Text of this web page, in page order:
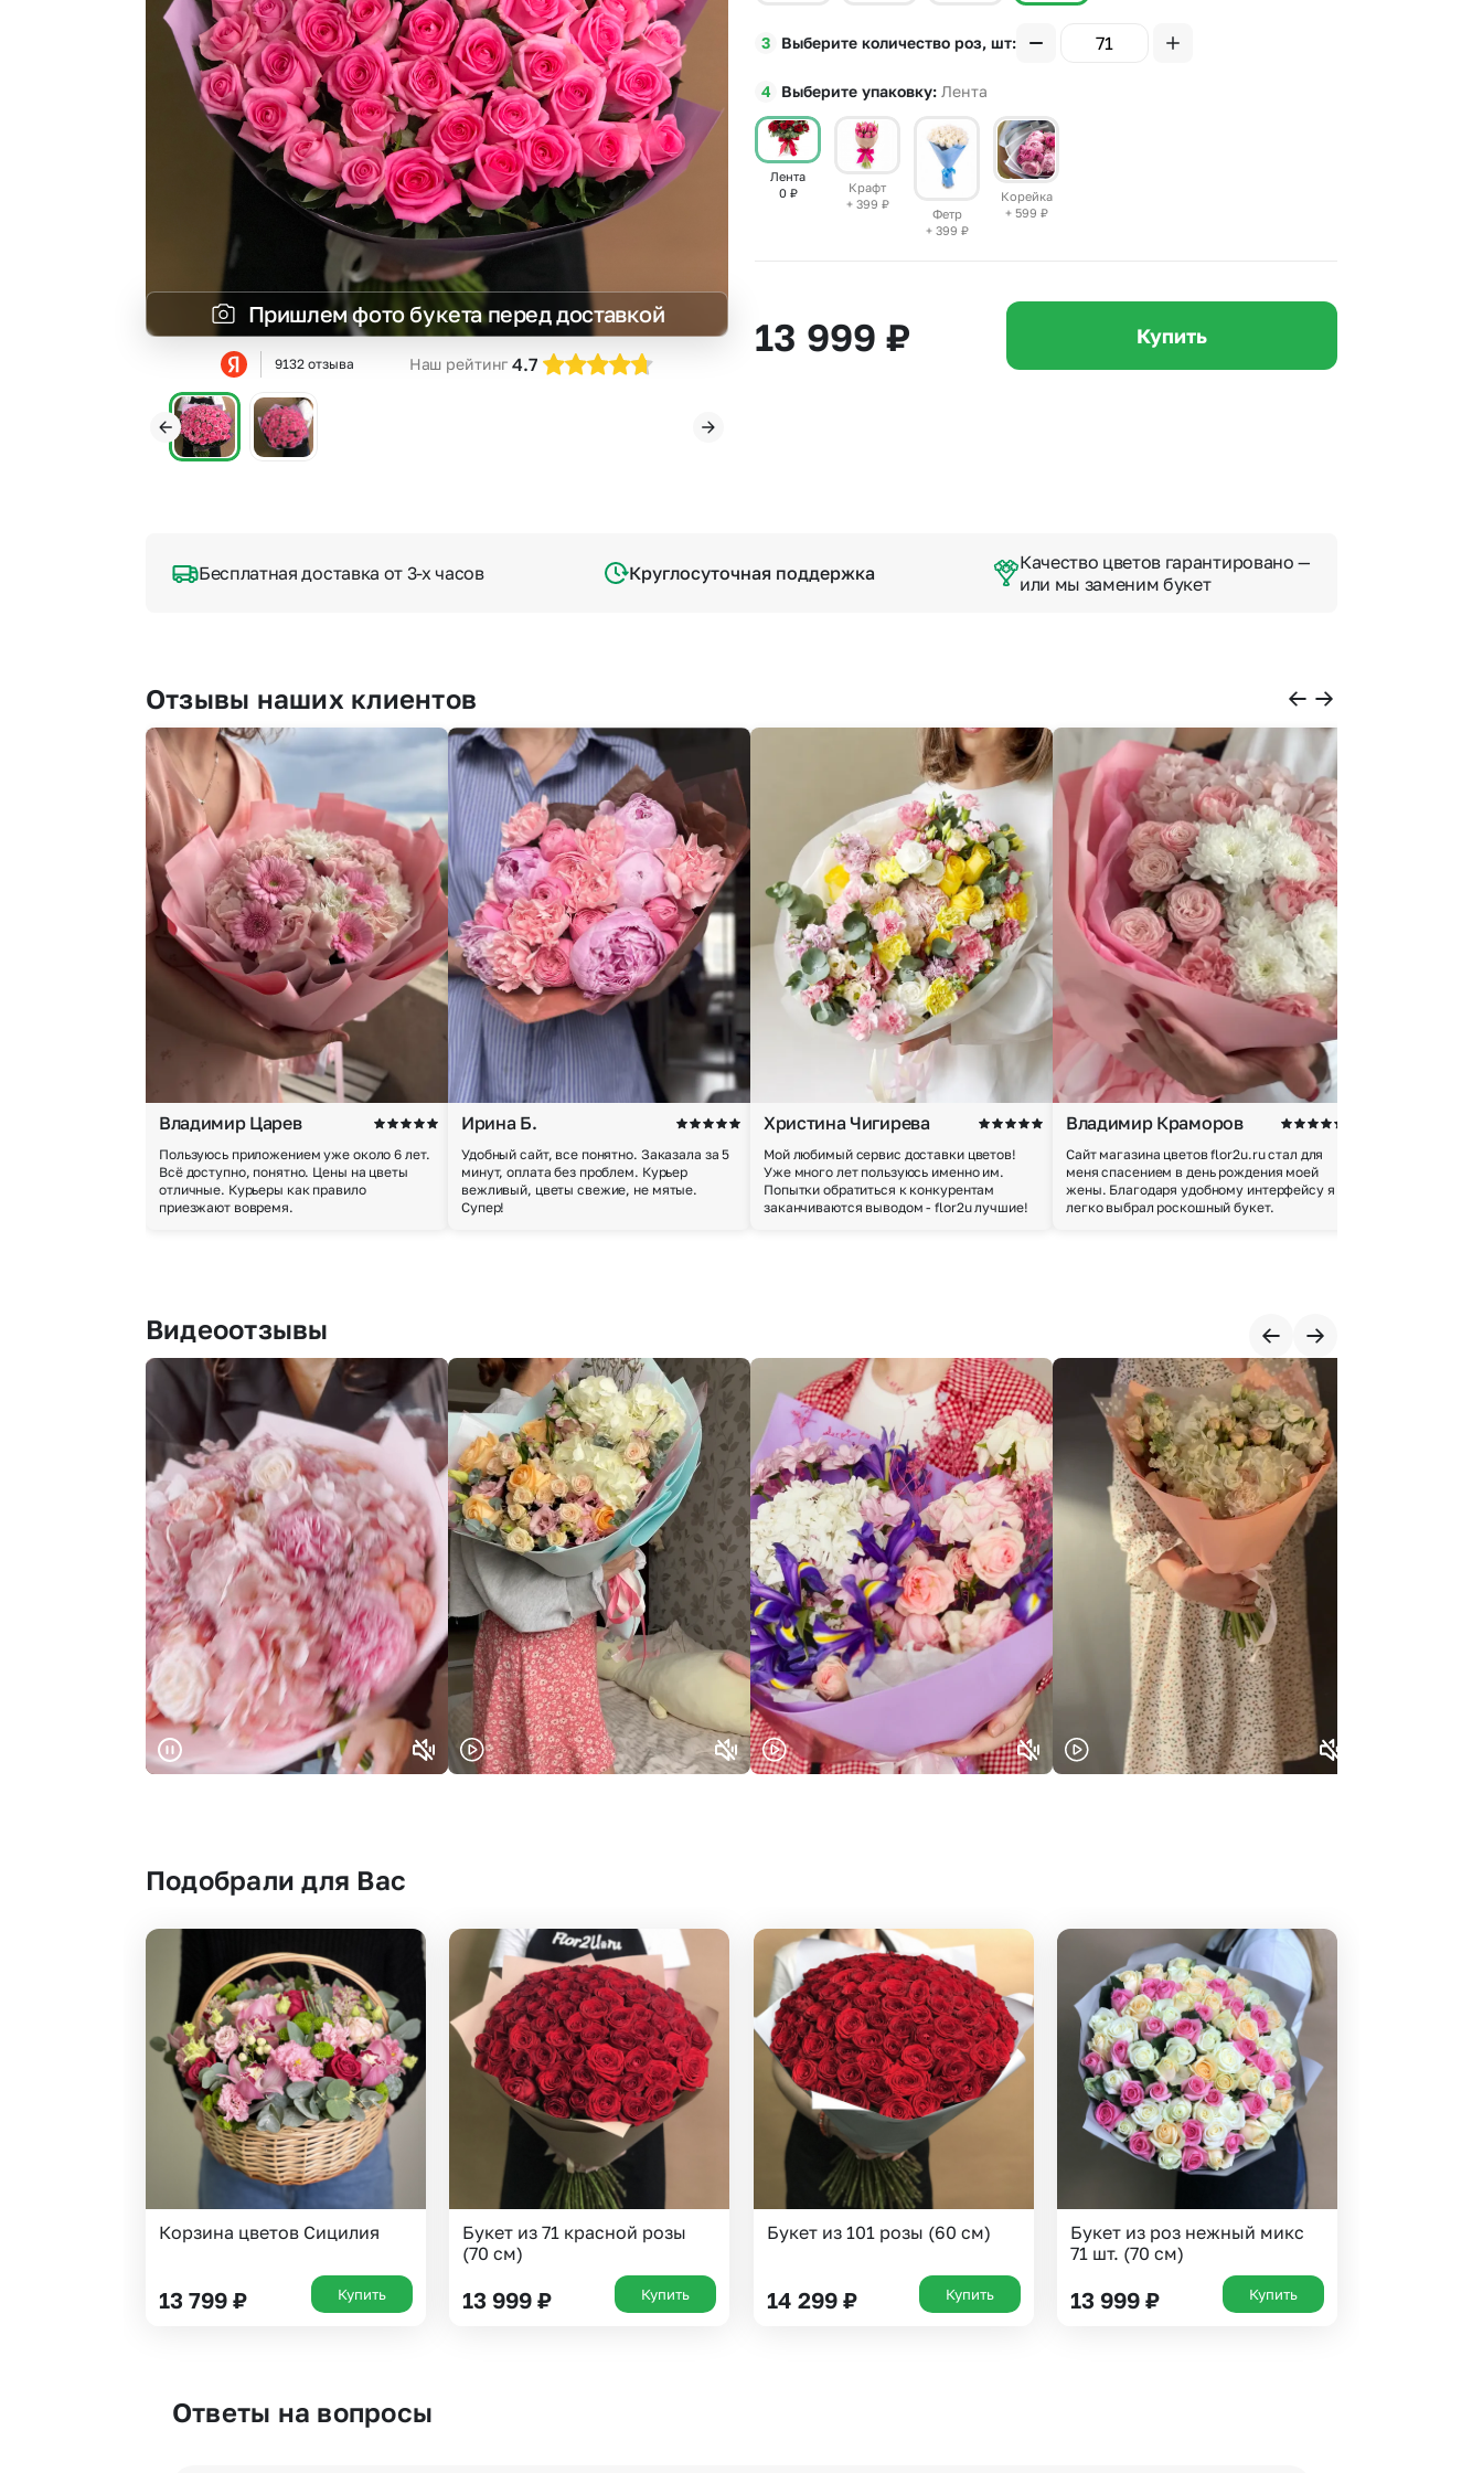
Гвоздики
Гипсофила
Гортензии
Ирисы
Сухоцветы
Фрезия
Эустома
Хиты продаж
Новинки
Черная пятница
Выбор покупателей
Все категории
Москва и МО
Санкт-Петербург
Нижний Новгород
Самара
Казань
Уфа
Челябинск
Екатеринбург
Новосибирск
Омск
Волгоград
Воронеж
Пришлем фото букета перед доставкой
9132 отзыва Наш рейтинг 4.7
Выберите количество роз, шт
Выберите упаковку Лента
Лента
0 ₽
Крафт
+ 399 ₽
Фетр
+ 399 ₽
Корейка
+ 599 ₽
13 999 ₽ Купить
Бесплатная доставка от 3-х часов
Качество цветов гарантировано —
или мы заменим букет
Круглосуточная поддержка
Отзывы наших клиентов
Владимир Царев
Пользуюсь приложением уже около 6 лет.
Всё доступно, понятно. Цены на цветы
отличные. Курьеры как правило
приезжают вовремя.
Ирина Б.
Удобный сайт, все понятно. Заказала за 5
минут, оплата без проблем. Курьер
вежливый, цветы свежие, не мятые.
Супер!
Христина Чигирева
Мой любимый сервис доставки цветов!
Уже много лет пользуюсь именно им.
Попытки обратиться к конкурентам
заканчиваются выводом - flor2u лучшие!
Владимир Краморов
Сайт магазина цветов flor2u.ru стал для
меня спасением в день рождения моей
жены. Благодаря удобному интерфейсу я
легко выбрал роскошный букет.
Видеоотзывы
Подобрали для Вас
Корзина цветов Сицилия
13 799 ₽ Купить
Букет из 71 красной розы
(70 см)
13 999₽ Купить
Букет из 101 розы (60 см)
14 299 ₽ Купить
Букет из роз нежный микс
71 шт. (70 см)
13 999 ₽ Купить
Ответы на вопросы